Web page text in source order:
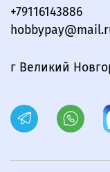
+79116143886
г Великий